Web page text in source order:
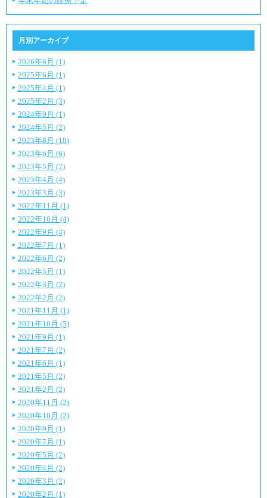
月別アーカイブ
2026年6月 (1)
2025年6月 (1)
2025年4月 (1)
2025年2月 (3)
2024年9月 (1)
2024年5月 (2)
2023年8月 (10)
2023年6月 (6)
2023年5月 (2)
2023年4月 (4)
2023年3月 (3)
2022年11月 (1)
2022年10月 (4)
2022年9月 (4)
2022年7月 (1)
2022年6月 (2)
2022年5月 (1)
2022年3月 (2)
2022年2月 (2)
2021年11月 (1)
2021年10月 (5)
2021年9月 (1)
2021年7月 (2)
2021年6月 (1)
2021年5月 (2)
2021年2月 (2)
2020年11月 (2)
2020年10月 (2)
2020年9月 (1)
2020年7月 (1)
2020年5月 (2)
2020年4月 (2)
2020年3月 (2)
2020年2月 (1)